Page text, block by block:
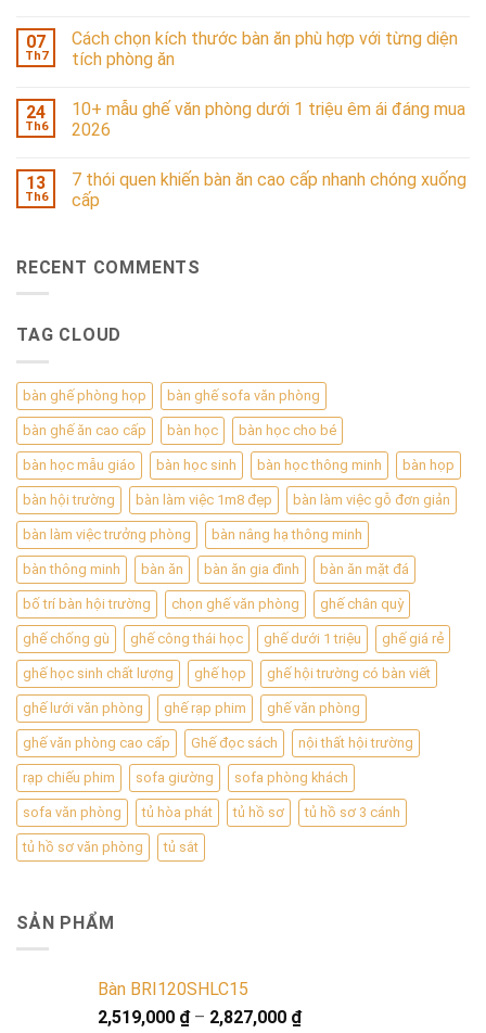
07
Th7
Cách chọn kích thước bàn ăn phù hợp với từng diện
tích phòng ăn
24
Th6
10+ mẫu ghế văn phòng dưới 1 triệu êm ái đáng mua
2026
13
Th6
7 thói quen khiến bàn ăn cao cấp nhanh chóng xuống
cấp
RECENT COMMENTS
TAG CLOUD
bàn ghế phòng họp bàn ghế sofa văn phòng
bàn ghế ăn cao cấp bàn học bàn học cho bé
bàn học mẫu giáo bàn học sinh bàn học thông minh bàn họp
bàn hội trường bàn làm việc 1m8 đẹp bàn làm việc gỗ đơn giản
bàn làm việc trưởng phòng bàn nâng hạ thông minh
bàn thông minh bàn ăn bàn ăn gia đình bàn ăn mặt đá
bố trí bàn hội trường chọn ghế văn phòng ghế chân quỳ
ghế chống gù ghế công thái học ghế dưới 1 triệu ghế giá rẻ
ghế học sinh chất lượng ghế họp ghế hội trường có bàn viết
ghế lưới văn phòng ghế rạp phim ghế văn phòng
ghế văn phòng cao cấp Ghế đọc sách nội thất hội trường
rạp chiếu phim sofa giường sofa phòng khách
sofa văn phòng tủ hòa phát tủ hồ sơ tủ hồ sơ 3 cánh
tủ hồ sơ văn phòng tủ sắt
SẢN PHẨM
Bàn BRI120SHLC15
2,519,000 ₫– 2,827,000 ₫